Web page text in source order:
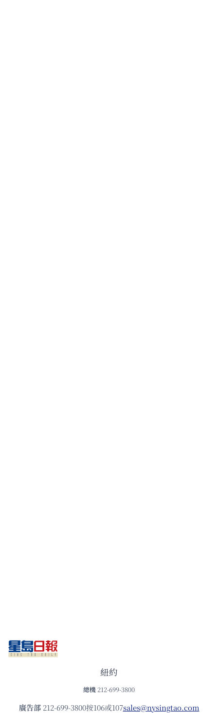
紐約
總機 212-699-3800
廣告部212-699-3800按106或107sales@nysingtao.com